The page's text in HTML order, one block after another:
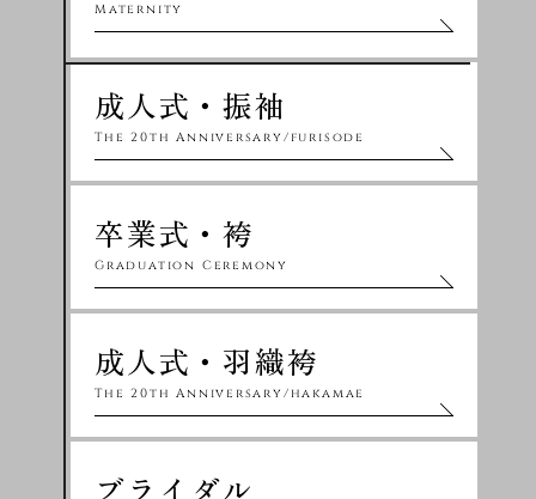
成人式・振袖
The 20th Anniversary/furisode
卒業式・袴
Graduation Ceremony
成人式・羽織袴
The 20th Anniversary/hakamae
Maternity
ブライダル